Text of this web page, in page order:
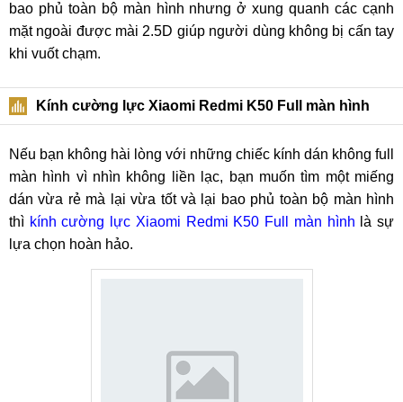
bao phủ toàn bộ màn hình nhưng ở xung quanh các cạnh
mặt ngoài được mài 2.5D giúp người dùng không bị cấn tay
khi vuốt chạm.
Kính cường lực Xiaomi Redmi K50 Full màn hình
Nếu bạn không hài lòng với những chiếc kính dán không full
màn hình vì nhìn không liền lạc, bạn muốn tìm một miếng
dán vừa rẻ mà lại vừa tốt và lại bao phủ toàn bộ màn hình
thì kính cường lực Xiaomi Redmi K50 Full màn hình là sự
lựa chọn hoàn hảo.